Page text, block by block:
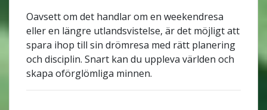
Oavsett om det handlar om en weekendresa
eller en längre utlandsvistelse, är det möjligt att
spara ihop till sin drömresa med rätt planering
och disciplin. Snart kan du uppleva världen och
skapa oförglömliga minnen.